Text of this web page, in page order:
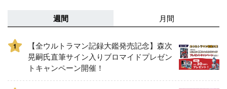
週間 月間
1
【全ウルトラマン記録大鑑発売記念】森次
晃嗣氏直筆サイン入りブロマイドプレゼン
トキャンペーン開催！